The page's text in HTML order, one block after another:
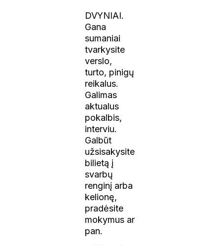
DVYNIAI.
Gana
sumaniai
tvarkysite
verslo,
turto, pinigų
reikalus.
Galimas
aktualus
pokalbis,
interviu.
Galbūt
užsisakysite
bilietą į
svarbų
renginį arba
kelionę,
pradėsite
mokymus ar
pan.